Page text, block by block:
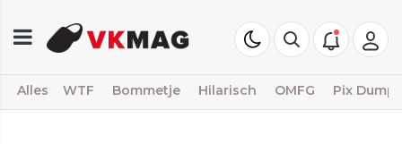
Alles WTF Bommetje Hilarisch OMFG Pix Dump